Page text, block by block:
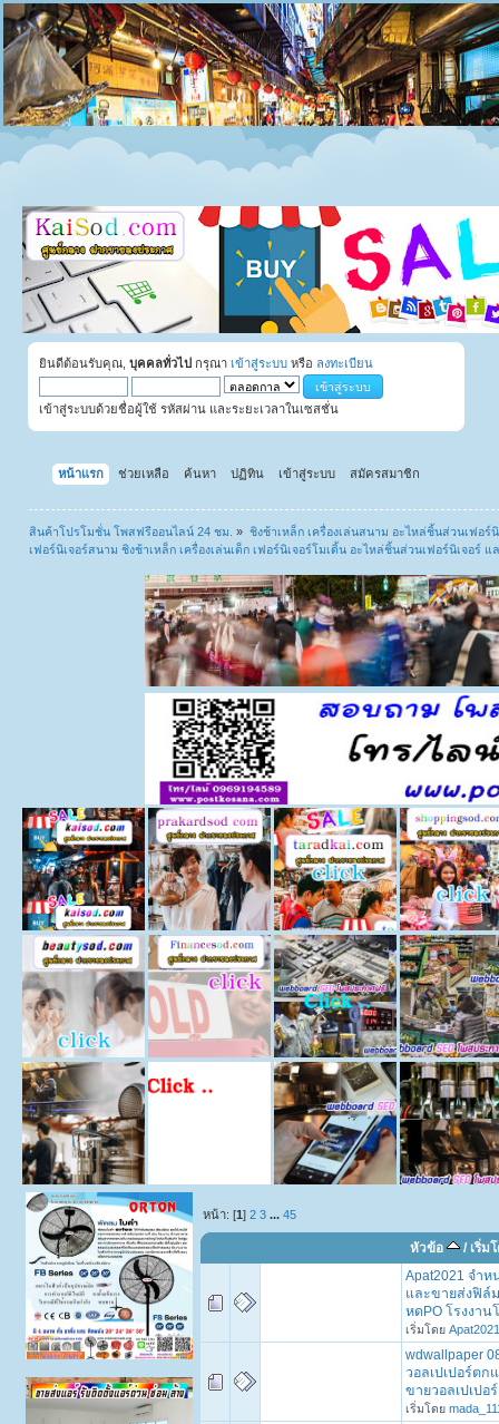
ยินดีต้อนรับคุณ, บุคคลทั่วไป กรุณา เข้าสู่ระบบ หรือ ลงทะเบียน
เข้าสู่ระบบด้วยชื่อผู้ใช้ รหัสผ่าน และระยะเวลาในเซสชั่น
หน้าแรก ช่วยเหลือ ค้นหา ปฏิทิน เข้าสู่ระบบ สมัครสมาชิก
สินค้าโปรโมชั่น โพสฟรีออนไลน์ 24 ชม. » ชิงช้าเหล็ก เครื่องเล่นสนาม อะไหล่ชิ้นส่วนเฟอร์
เฟอร์นิเจอร์สนาม ชิงช้าเหล็ก เครื่องเล่นเด็ก เฟอร์นิเจอร์โมเดิ้น อะไหล่ชิ้นส่วนเฟอร์นิเจอร์
หน้า: [1]2 3 ...45
หัวข้อ / เริ่ม
Apat2021 จำ
และขายส่งฟิล์
หดPO โรงงาน
เริ่มโดย Apat2021
wdwallpaper
วอลเปเปอร์ตก
ขายวอลเปเปอ
เริ่มโดย